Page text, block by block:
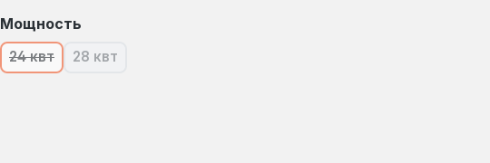
Выберите
Мощность
24 квт(В настоящее время эта опция недоступна.)
28 квт(В настоящее время эта опция недоступна.)